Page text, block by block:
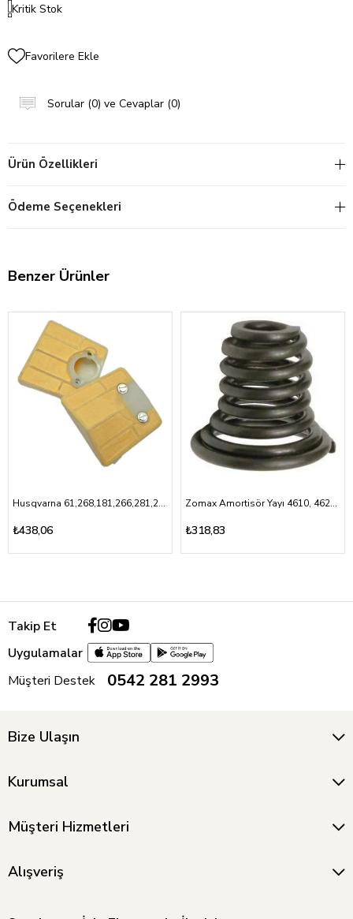
Kritik Stok
Favorilere Ekle
Sorular (0) ve Cevaplar (0)
Ürün Özellikleri
Ödeme Seçenekleri
Benzer Ürünler
Husqvarna 61,268,181,266,281,288- Hava Filtresi
₺438,06
Zomax Amortisör Yayı 4610, 4620,5010,5030
₺318,83
Takip Et
Uygulamalar
Müşteri Destek
0542 281 2993
Bize Ulaşın
Kurumsal
Müşteri Hizmetleri
Alışveriş